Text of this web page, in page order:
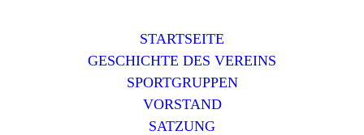
STARTSEITE
GESCHICHTE DES VEREINS
SPORTGRUPPEN
VORSTAND
SATZUNG